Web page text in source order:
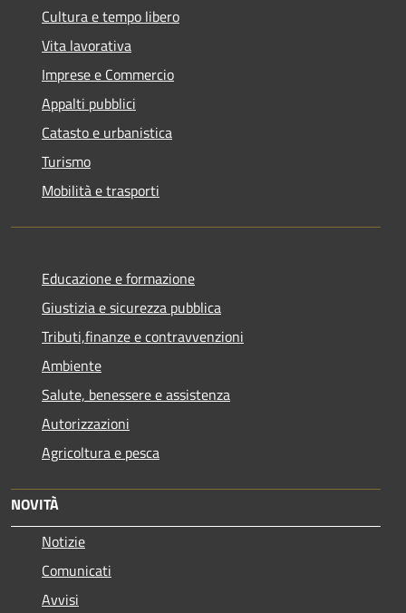
Cultura e tempo libero
Vita lavorativa
Imprese e Commercio
Appalti pubblici
Catasto e urbanistica
Turismo
Mobilità e trasporti
Educazione e formazione
Giustizia e sicurezza pubblica
Tributi,finanze e contravvenzioni
Ambiente
Salute, benessere e assistenza
Autorizzazioni
Agricoltura e pesca
NOVITÀ
Notizie
Comunicati
Avvisi